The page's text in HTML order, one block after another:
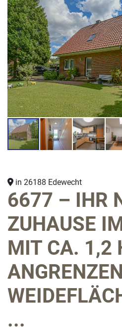
in 26188 Edewecht
6677 – IHR
ZUHAUSE
MIT CA. 1,2
...